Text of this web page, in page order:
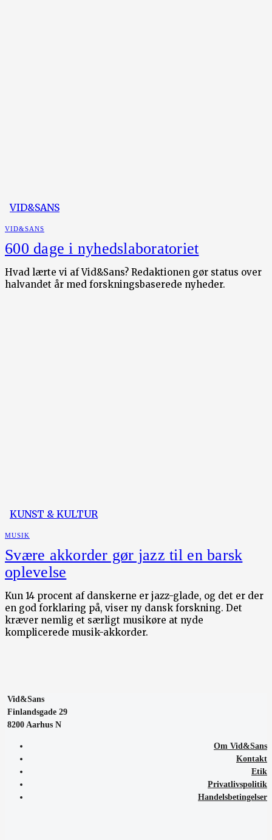
VID&SANS
VID&SANS
600 dage i nyhedslaboratoriet
Hvad lærte vi af Vid&Sans? Redaktionen gør status over
halvandet år med forskningsbaserede nyheder.
KUNST & KULTUR
MUSIK
Svære akkorder gør jazz til en barsk
oplevelse
Kun 14 procent af danskerne er jazz-glade, og det er der
en god forklaring på, viser ny dansk forskning. Det
kræver nemlig et særligt musikøre at nyde
komplicerede musik-akkorder.
Vid&Sans
Finlandsgade 29
8200 Aarhus N
Om Vid&Sans
Kontakt
Etik
Privatlivspolitik
Handelsbetingelser